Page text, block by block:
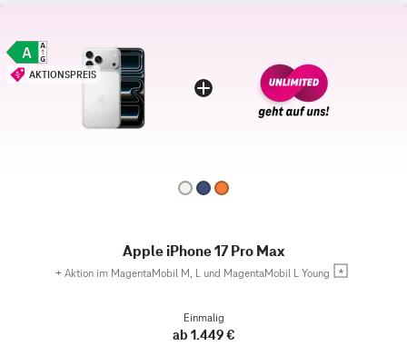
AKTIONSPREIS
Apple iPhone 17 Pro Max
+ Aktion im MagentaMobil M, L und MagentaMobil L Young
Einmalig
ab 1.449 €